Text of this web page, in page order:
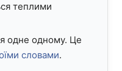
теплими
одне одному. Це
словами.